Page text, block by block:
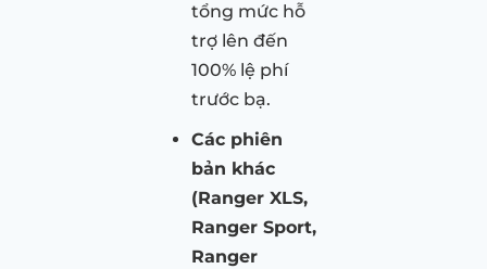
tổng mức hỗ
trợ lên đến
100% lệ phí
trước bạ.
Các phiên
bản khác
(Ranger XLS,
Ranger Sport,
Ranger